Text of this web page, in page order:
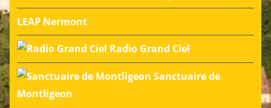
LEAP Nermont
Radio Grand Ciel
Sanctuaire de
Montligeon